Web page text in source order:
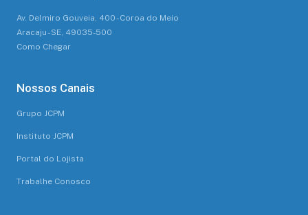
Av. Delmiro Gouveia, 400 - Coroa do Meio
Aracaju - SE, 49035-500
Como Chegar
Nossos Canais
Grupo JCPM
Instituto JCPM
Portal do Lojista
Trabalhe Conosco